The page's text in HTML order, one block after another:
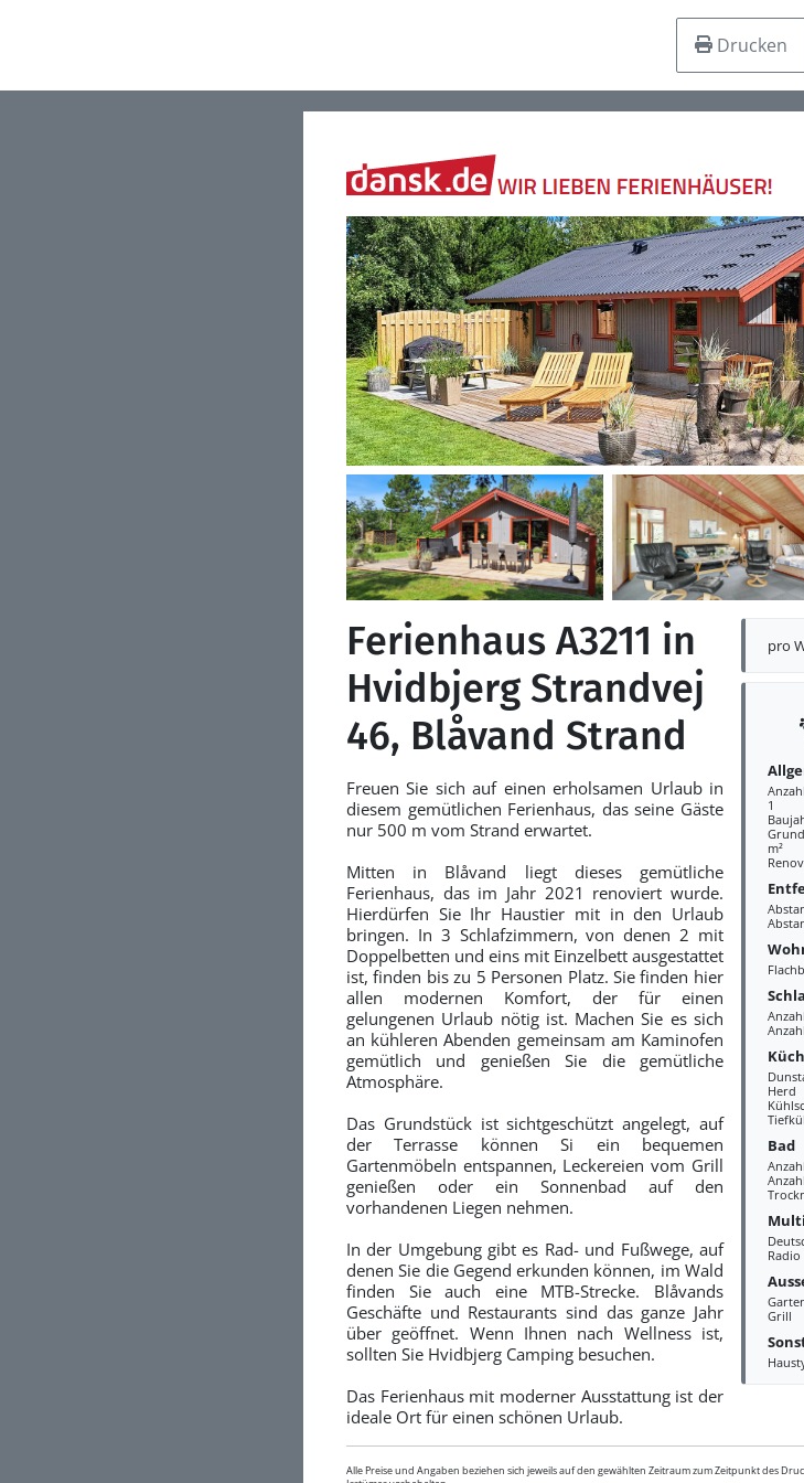
Drucken
pro
1
m²
Herd
Bad
Radio
Grill
Ferienhaus A3211 in
Hvidbjerg Strandvej
46, Blåvand Strand
Freuen Sie sich auf einen erholsamen Urlaub in
diesem gemütlichen Ferienhaus, das seine Gäste
nur 500 m vom Strand erwartet.
Mitten in Blåvand liegt dieses gemütliche
Ferienhaus, das im Jahr 2021 renoviert wurde.
Hierdürfen Sie Ihr Haustier mit in den Urlaub
bringen. In 3 Schlafzimmern, von denen 2 mit
Doppelbetten und eins mit Einzelbett ausgestattet
ist, finden bis zu 5 Personen Platz. Sie finden hier
allen modernen Komfort, der für einen
gelungenen Urlaub nötig ist. Machen Sie es sich
an kühleren Abenden gemeinsam am Kaminofen
gemütlich und genießen Sie die gemütliche
Atmosphäre.
Das Grundstück ist sichtgeschützt angelegt, auf
der Terrasse können Si ein bequemen
Gartenmöbeln entspannen, Leckereien vom Grill
genießen oder ein Sonnenbad auf den
vorhandenen Liegen nehmen.
In der Umgebung gibt es Rad- und Fußwege, auf
denen Sie die Gegend erkunden können, im Wald
finden Sie auch eine MTB-Strecke. Blåvands
Geschäfte und Restaurants sind das ganze Jahr
über geöffnet. Wenn Ihnen nach Wellness ist,
sollten Sie Hvidbjerg Camping besuchen.
Das Ferienhaus mit moderner Ausstattung ist der
ideale Ort für einen schönen Urlaub.
Alle Preise und Angaben beziehen sich jeweils auf den gewählten Zeitraum zum Zeitpunkt des